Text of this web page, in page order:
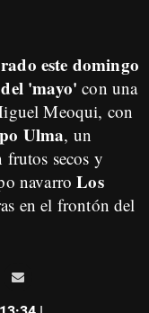
este domingo
'mayo' con una
Meoqui, con
Ulma, un
secos y
navarroLos
en el frontón del